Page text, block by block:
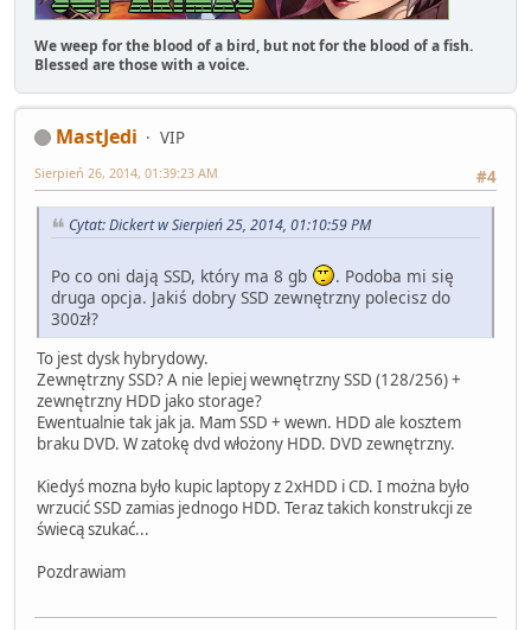
We weep for the blood of a bird, but not for the blood of a fish.
Blessed are those with a voice.
MastJedi
VIP
#4
Sierpień 26, 2014, 01:39:23 AM
Cytat: Dickert w Sierpień 25, 2014, 01:10:59 PM
Po co oni dają SSD, który ma 8 gb
. Podoba mi się
druga opcja. Jakiś dobry SSD zewnętrzny polecisz do
300zł?
To jest dysk hybrydowy.
Zewnętrzny SSD? A nie lepiej wewnętrzny SSD (128/256) +
zewnętrzny HDD jako storage?
Ewentualnie tak jak ja. Mam SSD + wewn. HDD ale kosztem
braku DVD. W zatokę dvd włożony HDD. DVD zewnętrzny.
Kiedyś mozna było kupic laptopy z 2xHDD i CD. I można było
wrzucić SSD zamias jednogo HDD. Teraz takich konstrukcji ze
świecą szukać...
Pozdrawiam